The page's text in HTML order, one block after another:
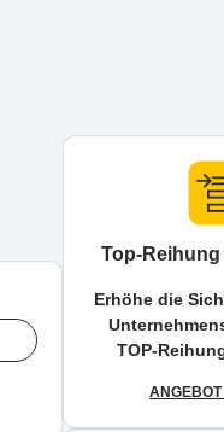
Top-
Erhöhe die
TOP-
ANGEBOT